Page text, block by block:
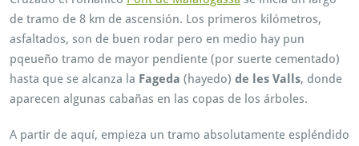
de tramo de 8 km de ascensión. Los primeros kilómetros,
asfaltados, son de buen rodar pero en medio hay pun
pqeueño tramo de mayor pendiente (por suerte cementado)
hasta que se alcanza la Fageda (hayedo) de les Valls, donde
aparecen algunas cabañas en las copas de los árboles.
A partir de aquí, empieza un tramo absolutamente espléndido